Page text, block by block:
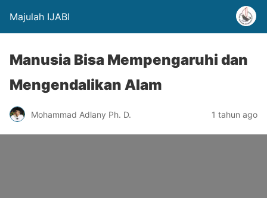
Majulah IJABI
Manusia Bisa Mempengaruhi dan
Mengendalikan Alam
Mohammad Adlany Ph. D. 1 tahun ago